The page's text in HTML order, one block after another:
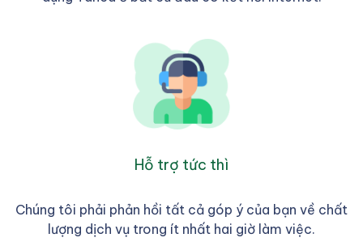
Hỗ trợ tức thì
Chúng tôi phải phản hồi tất cả góp ý của bạn về chất
lượng dịch vụ trong ít nhất hai giờ làm việc.